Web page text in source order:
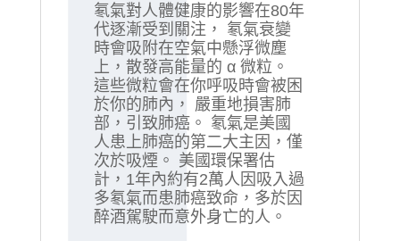
氡氣對人體健康的影響在80年
代逐漸受到關注， 氡氣衰變
時會吸附在空氣中懸浮微塵
上，散發高能量的 α 微粒。
這些微粒會在你呼吸時會被困
於你的肺內， 嚴重地損害肺
部，引致肺癌。 氡氣是美國
人患上肺癌的第二大主因，僅
次於吸煙。 美國環保署估
計，1年內約有2萬人因吸入過
多氡氣而患肺癌致命，多於因
醉酒駕駛而意外身亡的人。